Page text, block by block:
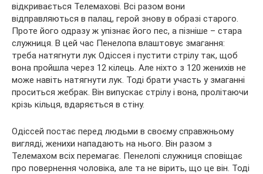
відкривається Телемахові. Всі разом вони
відправляються в палац, герой знову в образі старого.
Проте його одразу ж упізнає його пес, а пізніше – стара
служниця. В цей час Пенелопа влаштовує змагання:
треба натягнути лук Одіссея і пустити стрілу так, щоб
вона пройшла через 12 кілець. Але ніхто з 120 женихів не
може навіть натягнути лук. Тоді брати участь у змаганні
проситься жебрак. Він випускає стрілу і вона, пролітаючи
крізь кільця, вдаряється в стіну.
Одіссей постає перед людьми в своєму справжньому
вигляді, женихи нападають на нього. Він разом з
Телемахом всіх перемагає. Пенелопі служниця сповіщає
про повернення чоловіка, але та не вірить, що це він. Тоді